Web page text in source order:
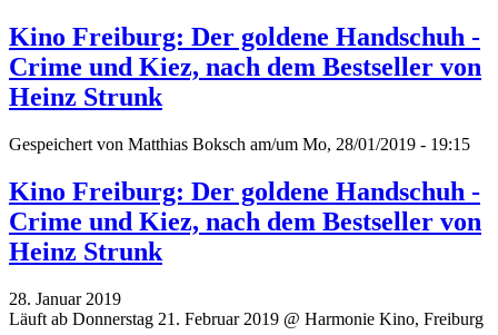
Kino Freiburg: Der goldene Handschuh -
Crime und Kiez, nach dem Bestseller von
Heinz Strunk
Gespeichert von Matthias Boksch am/um Mo, 28/01/2019 - 19:15
Kino Freiburg: Der goldene Handschuh -
Crime und Kiez, nach dem Bestseller von
Heinz Strunk
28. Januar 2019
Läuft ab Donnerstag 21. Februar 2019 @ Harmonie Kino, Freiburg